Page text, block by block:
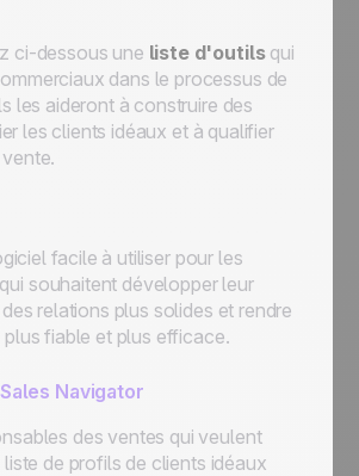
ci-dessous une liste d'outils qui
dans le processus de
les aideront à construire des
les clients idéaux et à qualifier
facile à utiliser pour les
souhaitent développer leur
relations plus solides et rendre
fiable et plus efficace.
Navigator
des ventes qui veulent
de profils de clients idéaux